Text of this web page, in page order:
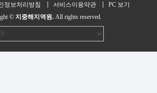
정보처리방침 서비스이용약관
PC 보기
© 지중해지역원. All rights reserved.